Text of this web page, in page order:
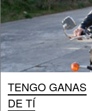
TENGO GANAS
DE TÍ